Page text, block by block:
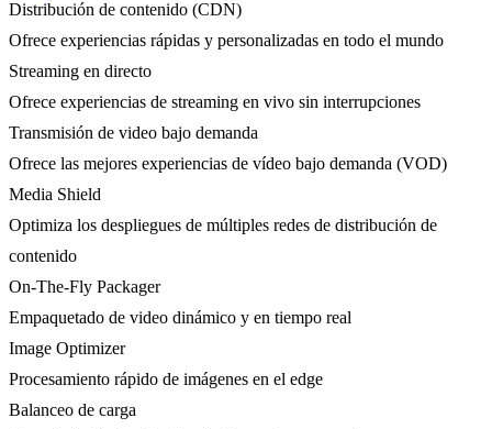
Distribución de contenido (CDN)
Ofrece experiencias rápidas y personalizadas en todo el mundo
Streaming en directo
Ofrece experiencias de streaming en vivo sin interrupciones
Transmisión de video bajo demanda
Ofrece las mejores experiencias de vídeo bajo demanda (VOD)
Media Shield
Optimiza los despliegues de múltiples redes de distribución de
contenido
On-The-Fly Packager
Empaquetado de video dinámico y en tiempo real
Image Optimizer
Procesamiento rápido de imágenes en el edge
Balanceo de carga